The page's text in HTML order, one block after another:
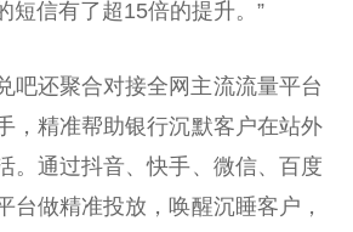
短信有了超15倍的提升。”
吧还聚合对接全网主流流量平台
，精准帮助银行沉默客户在站外
。通过抖音、快手、 微信、百度
台做精准投放，唤醒沉睡客户，